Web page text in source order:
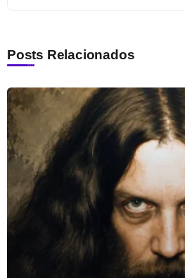
Posts Relacionados